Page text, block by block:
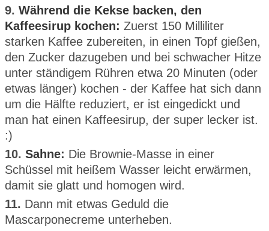
9. Während die Kekse backen, den
Kaffeesirup kochen: Zuerst 150 Milliliter
starken Kaffee zubereiten, in einen Topf gießen,
den Zucker dazugeben und bei schwacher Hitze
unter ständigem Rühren etwa 20 Minuten (oder
etwas länger) kochen - der Kaffee hat sich dann
um die Hälfte reduziert, er ist eingedickt und
man hat einen Kaffeesirup, der super lecker ist.
:)
10. Sahne: Die Brownie-Masse in einer
Schüssel mit heißem Wasser leicht erwärmen,
damit sie glatt und homogen wird.
11. Dann mit etwas Geduld die
Mascarponecreme unterheben.